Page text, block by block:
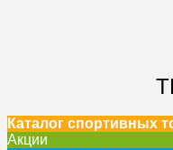
Каталог спортивных
Акции